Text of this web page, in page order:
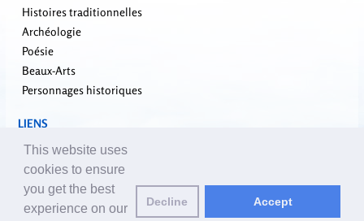
Histoires traditionnelles
Archéologie
Poésie
Beaux-Arts
Personnages historiques
LIENS
falundafa.org
faluninfo.net
minghui.org
pureinsight.org
This website uses
cookies to ensure
you get the best
experience on our
Decline Accept